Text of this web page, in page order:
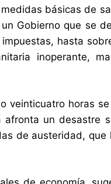
básicas de
Gobierno que se
hasta
inoperante,
veinticuatro horas
un desastre
de austeridad, que